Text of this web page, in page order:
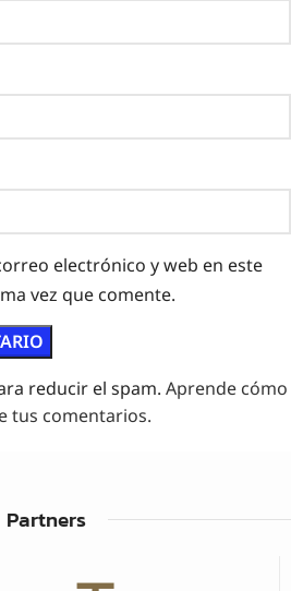
electrónico y web en este
vez que comente.
reducir el spam. Aprende cómo
tus comentarios.
Partners